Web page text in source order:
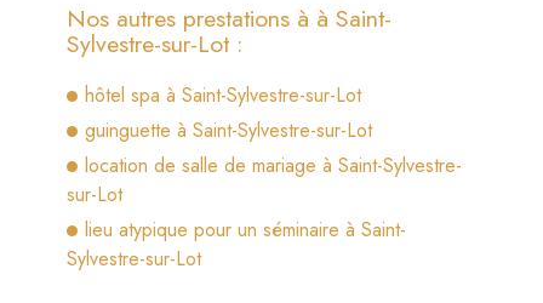
Nos autres prestations à à Saint-
Sylvestre-sur-Lot :
hôtel spa à Saint-Sylvestre-sur-Lot
guinguette à Saint-Sylvestre-sur-Lot
location de salle de mariage à Saint-Sylvestre-
sur-Lot
lieu atypique pour un séminaire à Saint-
Sylvestre-sur-Lot